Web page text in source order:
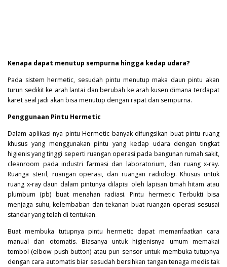
Kenapa dapat menutup sempurna hingga kedap udara?
Pada sistem hermetic, sesudah pintu menutup maka daun pintu akan
turun sedikit ke arah lantai dan berubah ke arah kusen dimana terdapat
karet seal jadi akan bisa menutup dengan rapat dan sempurna.
Penggunaan Pintu Hermetic
Dalam aplikasi nya pintuHermetic banyak difungsikan buat pintu ruang
khusus yang menggunakan pintu yang kedap udara dengan tingkat
higienis yang tinggi seperti ruangan operasi pada bangunan rumah sakit,
cleanroom pada industri farmasi dan laboratorium, dan ruang x-ray.
Ruanga steril, ruangan operasi, dan ruangan radiologi. Khusus untuk
ruang x-ray daun dalam pintunya dilapisi oleh lapisan timah hitam atau
plumbum (pb) buat menahan radiasi. Pintu hermetic Terbukti bisa
menjaga suhu, kelembaban dan tekanan buat ruangan operasi sesusai
standar yang telah di tentukan.
Buat membuka tutupnya pintu hermetic dapat memanfaatkan cara
manual dan otomatis. Biasanya untuk higienisnya umum memakai
tombol (elbow push button) atau pun sensor untuk membuka tutupnya
dengan cara automatis biar sesudah bersihkan tangan tenaga medis tak